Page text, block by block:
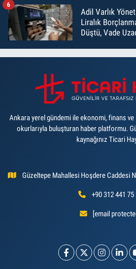
Adil Varlık
Liralık
Düştü, Vade
6
Ankara yerel gündemi ile ekonomi, finans
okurlarıyla buluşturan haber platformu.
kaynağınız Ticari
Güzeltepe Mahallesi Hoşdere Caddesi
+90 312 441 75
[email